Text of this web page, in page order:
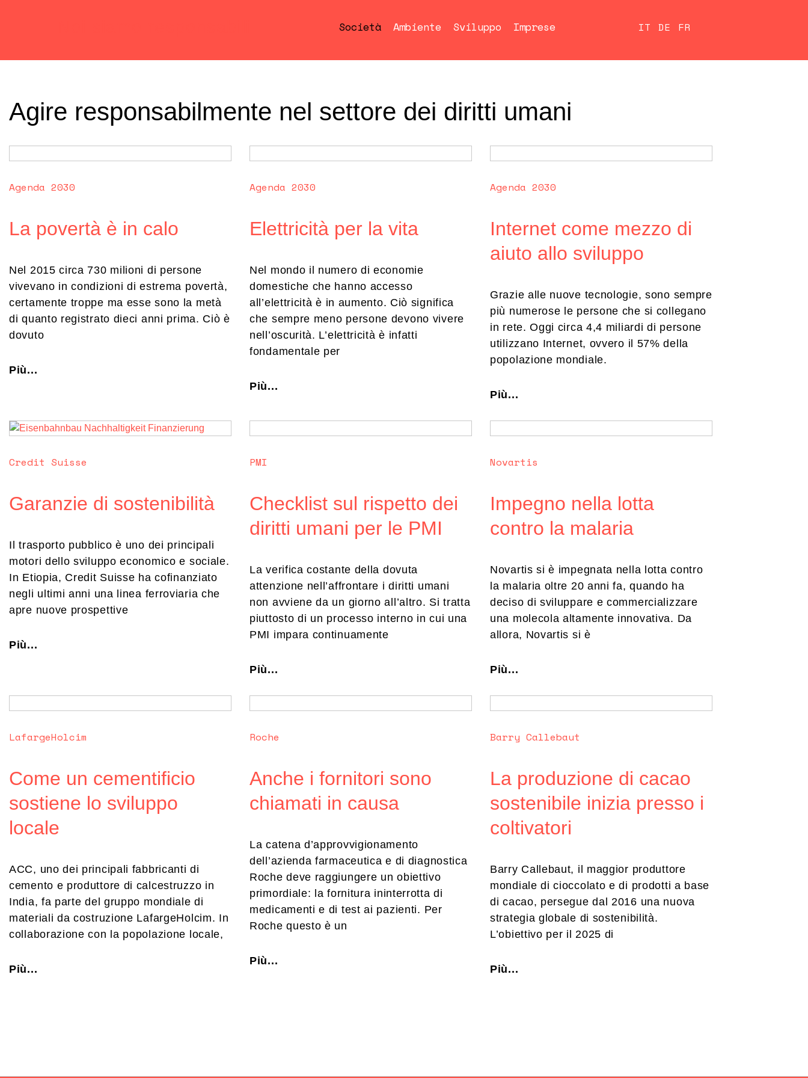
Società Ambiente Sviluppo Imprese IT DE FR
Agire responsabilmente nel settore dei diritti umani
Agenda 2030
La povertà è in calo
Nel 2015 circa 730 milioni di persone
vivevano in condizioni di estrema povertà,
certamente troppe ma esse sono la metà
di quanto registrato dieci anni prima. Ciò è
dovuto
Più...
Agenda 2030
Elettricità per la vita
Nel mondo il numero di economie
domestiche che hanno accesso
all’elettricità è in aumento. Ciò significa
che sempre meno persone devono vivere
nell’oscurità. L’elettricità è infatti
fondamentale per
Più...
Agenda 2030
Internet come mezzo di
aiuto allo sviluppo
Grazie alle nuove tecnologie, sono sempre
più numerose le persone che si collegano
in rete. Oggi circa 4,4 miliardi di persone
utilizzano Internet, ovvero il 57% della
popolazione mondiale.
Più...
Credit Suisse
Garanzie di sostenibilità
Il trasporto pubblico è uno dei principali
motori dello sviluppo economico e sociale.
In Etiopia, Credit Suisse ha cofinanziato
negli ultimi anni una linea ferroviaria che
apre nuove prospettive
Più...
PMI
Checklist sul rispetto dei
diritti umani per le PMI
La verifica costante della dovuta
attenzione nell’affrontare i diritti umani
non avviene da un giorno all’altro. Si tratta
piuttosto di un processo interno in cui una
PMI impara continuamente
Più...
Novartis
Impegno nella lotta
contro la malaria
Novartis si è impegnata nella lotta contro
la malaria oltre 20 anni fa, quando ha
deciso di sviluppare e commercializzare
una molecola altamente innovativa. Da
allora, Novartis si è
Più...
LafargeHolcim
Come un cementificio
sostiene lo sviluppo
locale
ACC, uno dei principali fabbricanti di
cemento e produttore di calcestruzzo in
India, fa parte del gruppo mondiale di
materiali da costruzione LafargeHolcim. In
collaborazione con la popolazione locale,
Più...
Roche
Anche i fornitori sono
chiamati in causa
La catena d’approvvigionamento
dell’azienda farmaceutica e di diagnostica
Roche deve raggiungere un obiettivo
primordiale: la fornitura ininterrotta di
medicamenti e di test ai pazienti. Per
Roche questo è un
Più...
Barry Callebaut
La produzione di cacao
sostenibile inizia presso i
coltivatori
Barry Callebaut, il maggior produttore
mondiale di cioccolato e di prodotti a base
di cacao, persegue dal 2016 una nuova
strategia globale di sostenibilità.
L’obiettivo per il 2025 di
Più...